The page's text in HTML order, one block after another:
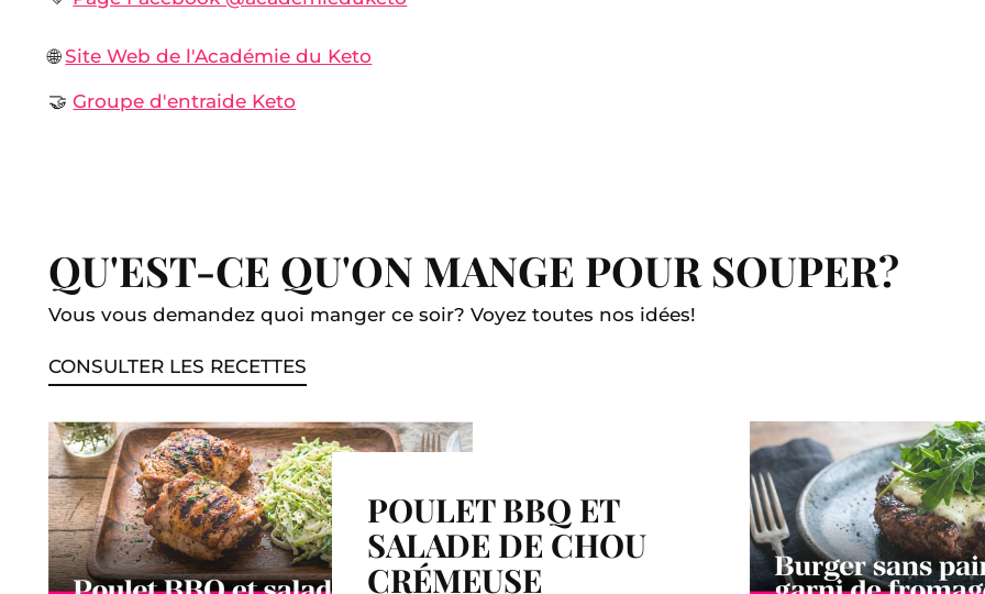
🌐Site Web de l'Académie du Keto
🤝Groupe d'entraide Keto
QU'EST-CE QU'ON MANGE POUR SOUPER?
Vous vous demandez quoi manger ce soir? Voyez toutes nos idées!
CONSULTER LES RECETTES
POULET BBQ ET
SALADE DE CHOU
CRÉMEUSE